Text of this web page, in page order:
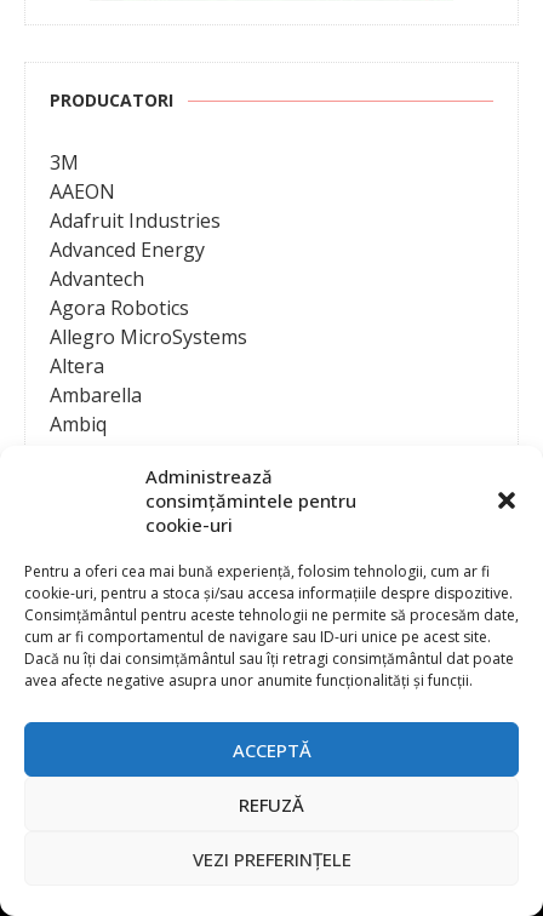
Administrează
consimțămintele pentru
cookie-uri
Pentru a oferi cea mai bună experiență, folosim tehnologii, cum ar fi
cookie-uri, pentru a stoca și/sau accesa informațiile despre dispozitive.
Consimțământul pentru aceste tehnologii ne permite să procesăm date,
cum ar fi comportamentul de navigare sau ID-uri unice pe acest site.
Dacă nu îți dai consimțământul sau îți retragi consimțământul dat poate
avea afecte negative asupra unor anumite funcționalități și funcții.
ACCEPTĂ
REFUZĂ
VEZI PREFERINȚELE
PRODUCATORI
3M
AAEON
Adafruit Industries
Advanced Energy
Advantech
Agora Robotics
Allegro MicroSystems
Altera
Ambarella
Ambiq
Analog Devices
Anritsu Corporation
Ansys
APS
Arduino
Arm
Asentics
ATEN International
ATTEND Technology
Contact
Publicitate
Abonament la revista “Electronica Azi”